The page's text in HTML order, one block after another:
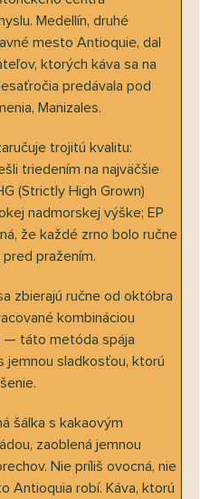
Medellín, druhé
mesto Antioquie, dal
ktorých káva sa na
predávala pod
Manizales.
trojitú kvalitu:
triedením na najväčšie
(Strictly High Grown)
nadmorskej výške; EP
že každé zrno bolo ručne
pražením.
zbierajú ručne od októbra
kombináciou
— táto metóda spája
jemnou sladkosťou, ktorú
šálka s kakaovým
zaoblená jemnou
Nie príliš ovocná, nie
Antioquia robí. Káva, ktorú